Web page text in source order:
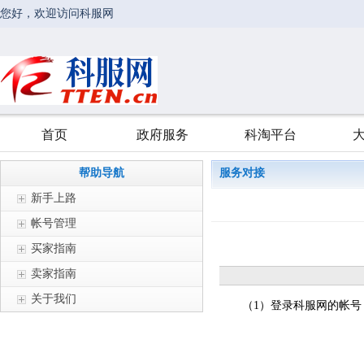
帮助导航
新手上路
帐号管理
买家指南
卖家指南
关于我们
服务对接
（1）登录科服网的帐号